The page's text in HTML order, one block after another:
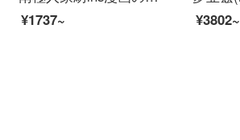
¥1737~
¥3802~